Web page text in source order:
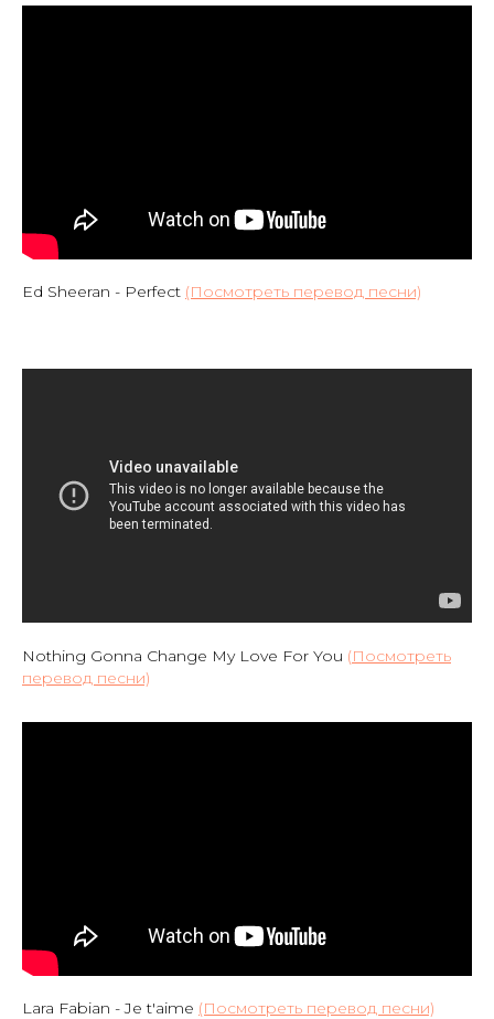
Ed Sheeran - Perfect (Посмотреть перевод песни)
Nothing Gonna Change My Love For You (Посмотреть
перевод песни)
Lara Fabian - Je t'aime (Посмотреть перевод песни)